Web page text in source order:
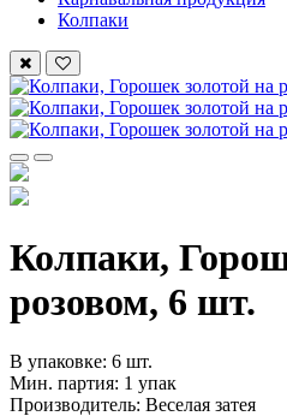
Колпаки
Колпаки,
розовом, 6 шт.
В упаковке: 6 шт.
Мин. партия: 1 упак
Производитель: Веселая затея